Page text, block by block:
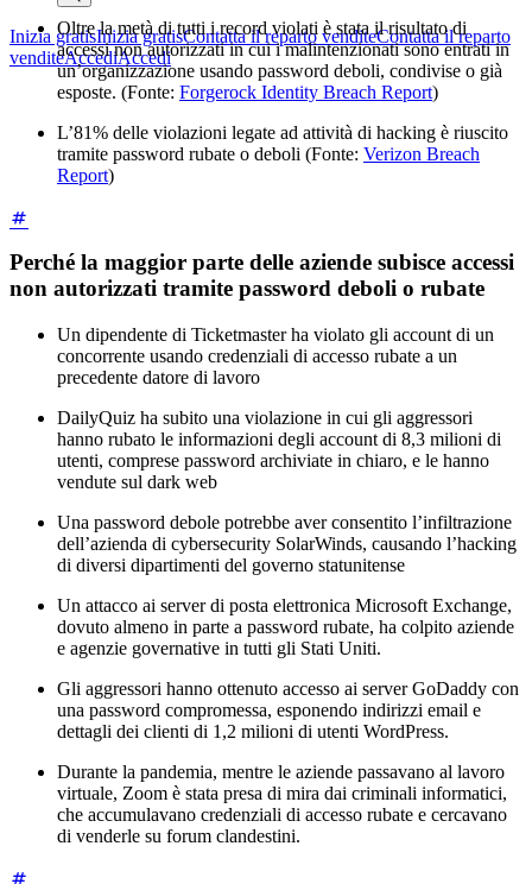
Inizia gratisInizia gratisContatta il reparto venditeContatta il reparto
venditeAccediAccedi
Oltre la metà di tutti i record violati è stata il risultato di
accessi non autorizzati in cui i malintenzionati sono entrati in
un’organizzazione usando password deboli, condivise o già
esposte. (Fonte: Forgerock Identity Breach Report)
L’81% delle violazioni legate ad attività di hacking è riuscito
tramite password rubate o deboli (Fonte: Verizon Breach
Report)
Perché la maggior parte delle aziende subisce accessi
non autorizzati tramite password deboli o rubate
Un dipendente di Ticketmaster ha violato gli account di un
concorrente usando credenziali di accesso rubate a un
precedente datore di lavoro
DailyQuiz ha subito una violazione in cui gli aggressori
hanno rubato le informazioni degli account di 8,3 milioni di
utenti, comprese password archiviate in chiaro, e le hanno
vendute sul dark web
Una password debole potrebbe aver consentito l’infiltrazione
dell’azienda di cybersecurity SolarWinds, causando l’hacking
di diversi dipartimenti del governo statunitense
Un attacco ai server di posta elettronica Microsoft Exchange,
dovuto almeno in parte a password rubate, ha colpito aziende
e agenzie governative in tutti gli Stati Uniti.
Gli aggressori hanno ottenuto accesso ai server GoDaddy con
una password compromessa, esponendo indirizzi email e
dettagli dei clienti di 1,2 milioni di utenti WordPress.
Durante la pandemia, mentre le aziende passavano al lavoro
virtuale, Zoom è stata presa di mira dai criminali informatici,
che accumulavano credenziali di accesso rubate e cercavano
di venderle su forum clandestini.